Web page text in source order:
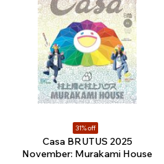
31% off
Casa BRUTUS 2025
November: Murakami House